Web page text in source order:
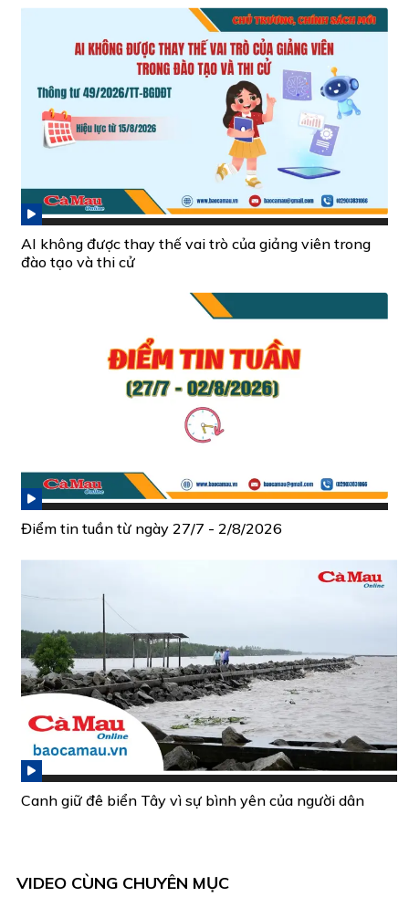
AI không được thay thế vai trò của giảng viên trong
đào tạo và thi cử
Điểm tin tuần từ ngày 27/7 - 2/8/2026
Canh giữ đê biển Tây vì sự bình yên của người dân
VIDEO CÙNG CHUYÊN MỤC